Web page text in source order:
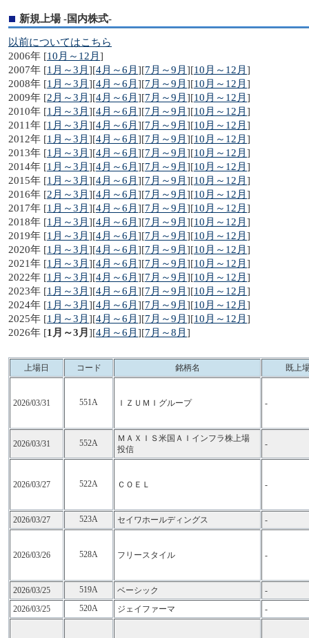
新規上場 -国内株式-
以前についてはこちら
2006年 [10月～12月 ]
2007年 [1月～3月 ][4月～6月 ][7月～9月 ][10月～12月 ]
2008年 [1月～3月 ][4月～6月 ][7月～9月 ][10月～12月 ]
2009年 [2月～3月 ][4月～6月 ][7月～9月 ][10月～12月 ]
2010年 [1月～3月 ][4月～6月 ][7月～9月 ][10月～12月 ]
2011年 [1月～3月 ][4月～6月 ][7月～9月 ][10月～12月 ]
2012年 [1月～3月 ][4月～6月 ][7月～9月 ][10月～12月 ]
2013年 [1月～3月 ][4月～6月 ][7月～9月 ][10月～12月 ]
2014年 [1月～3月 ][4月～6月 ][7月～9月 ][10月～12月 ]
2015年 [1月～3月 ][4月～6月 ][7月～9月 ][10月～12月 ]
2016年 [2月～3月 ][4月～6月 ][7月～9月 ][10月～12月 ]
2017年 [1月～3月 ][4月～6月 ][7月～9月 ][10月～12月 ]
2018年 [1月～3月 ][4月～6月 ][7月～9月 ][10月～12月 ]
2019年 [1月～3月 ][4月～6月 ][7月～9月 ][10月～12月 ]
2020年 [1月～3月 ][4月～6月 ][7月～9月 ][10月～12月 ]
2021年 [1月～3月 ][4月～6月 ][7月～9月 ][10月～12月 ]
2022年 [1月～3月 ][4月～6月 ][7月～9月 ][10月～12月 ]
2023年 [1月～3月 ][4月～6月 ][7月～9月 ][10月～12月 ]
2024年 [1月～3月 ][4月～6月 ][7月～9月 ][10月～12月 ]
2025年 [1月～3月 ][4月～6月 ][7月～9月 ][10月～12月 ]
2026年 [1月～3月 ][4月～6月 ][7月～8月 ]
上場日 コード 銘柄名 既上
2026/03/31 551A ＩＺＵＭＩグループ -
2026/03/31 552A
ＭＡＸＩＳ米国ＡＩインフラ株上場
投信
-
2026/03/27 522A ＣＯＥＬ -
2026/03/27 523A セイワホールディングス -
2026/03/26 528A フリースタイル -
2026/03/25 519A ベーシック
-
2026/03/25
520A ジェイファーマ -